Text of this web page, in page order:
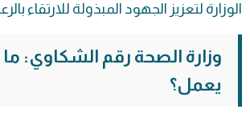
الوزارة لتعزيز الجهود المبذولة للارتقاء
وزارة الصحة رقم الشكاوي:
يعمل؟